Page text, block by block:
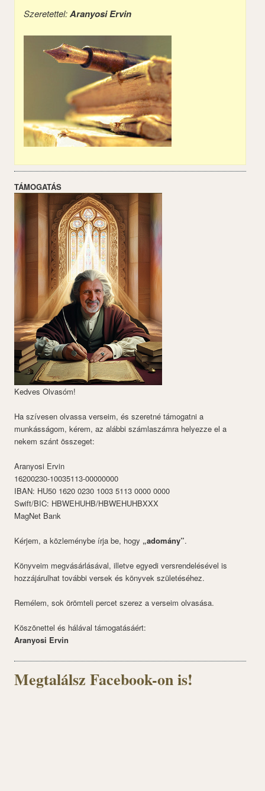
Szeretettel:Aranyosi Ervin
TÁMOGATÁS
Kedves Olvasóm!
Ha szívesen olvassa verseim, és szeretné támogatni a
munkásságom, kérem, az alábbi számlaszámra helyezze el a
nekem szánt összeget:
Aranyosi Ervin
16200230-10035113-00000000
IBAN: HU50 1620 0230 1003 5113 0000 0000
Swift/BIC: HBWEHUHB/HBWEHUHBXXX
MagNet Bank
Kérjem, a közleménybe írja be, hogy „adomány”.
Könyveim megvásárlásával, illetve egyedi versrendelésével is
hozzájárulhat további versek és könyvek születéséhez.
Remélem, sok örömteli percet szerez a verseim olvasása.
Köszönettel és hálával támogatásáért:
Aranyosi Ervin
Megtalálsz Facebook-on is!